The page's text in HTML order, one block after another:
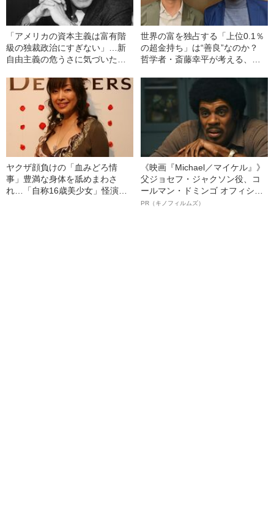
「アメリカの資本主義は富有階
級の独裁政治にすぎない」…新
自由主義の危うさに気づいた田
世界の富を独占する「上位0.1％
の超金持ち」は“善良”なのか？
哲学者・斎藤幸平が考える、資
ヤクザ顔負けの「血みどろ情
事」豊満な身体を舐めまわさ
れ…「自称16歳美少女」怪演
《映画『Michael／マイケル』》
父ジョセフ・ジャクソン役、コ
ールマン・ドミンゴ オフィシャ
ルインタビュー“観客を魅了した
PR（キノフィルムズ）